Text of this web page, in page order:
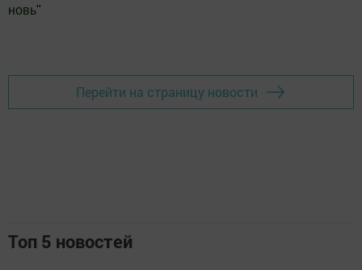
новь"
Перейти на страницу новости
Топ 5 новостей